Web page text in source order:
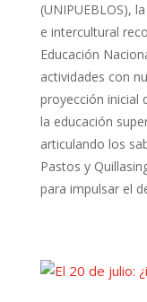
(UNIPUEBLOS),
e intercultural
Educación
actividades con
proyección inicial
la educación
articulando los
Pastos y
para impulsar el